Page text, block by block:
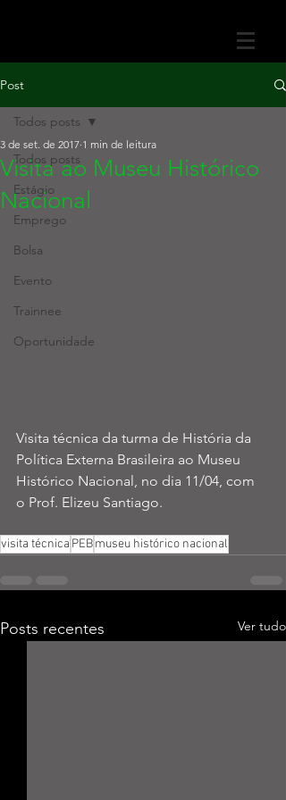
Post
Todos posts
Estágio
Emprego
Bolsa
Evento
Trainnee
Oportunidade
Todos posts
Visita ao Museu Histórico
Nacional
3 de set. de 2017 1 min de leitura
Visita técnica da turma de História da
Política Externa Brasileira ao Museu
Histórico Nacional, no dia 11/04, com
o Prof. Elizeu Santiago.
visita técnica PEBmuseu histórico nacional
Posts recentes Ver tudo